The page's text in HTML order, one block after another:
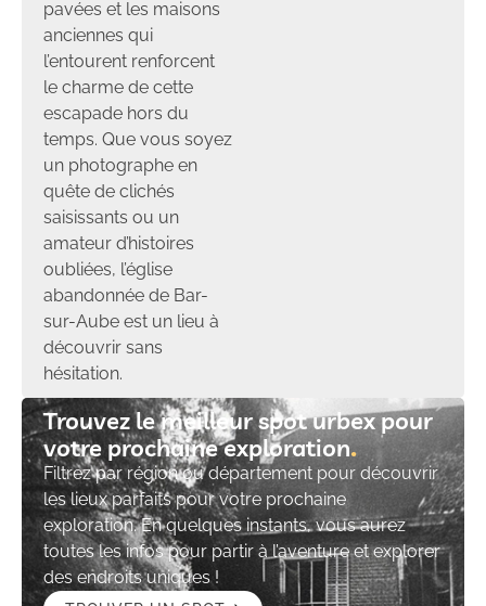
pavées et les maisons
anciennes qui
l’entourent renforcent
le charme de cette
escapade hors du
temps. Que vous soyez
un photographe en
quête de clichés
saisissants ou un
amateur d’histoires
oubliées, l’église
abandonnée de Bar-
sur-Aube est un lieu à
découvrir sans
hésitation.
Trouvez le meilleur spot urbex pour
votre prochaine exploration​
Filtrez par région ou département pour découvrir
les lieux parfaits pour votre prochaine
exploration. En quelques instants, vous aurez
toutes les infos pour partir à l’aventure et explorer
des endroits uniques !